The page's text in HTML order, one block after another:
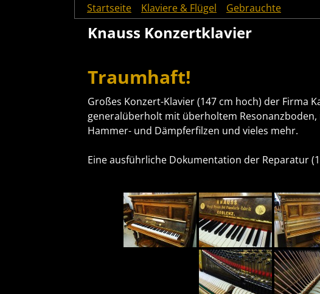
Startseite
Klaviere & Flügel Gebrauchte
Knauss Konzertklavier
Traumhaft!
Großes Konzert-Klavier (147 cm hoch) der Firma
generalüberholt mit überholtem
Hammer- und Dämpferfilzen und vieles mehr.
Eine ausführliche Dokumentation der Reparatur